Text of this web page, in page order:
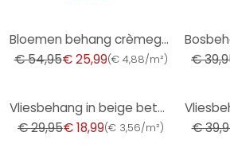
Bloemen behang crèmegrijs - vliesbehang landelijke stijl A.S. Création - mat licht structuur
€ 54,95€ 25,99(€ 4,88/m²)
€
Vliesbehang in beige betonlook used look effen
€ 29,95€ 18,99(€ 3,56/m²)
€